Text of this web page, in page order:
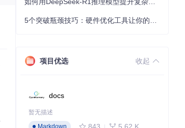
项目优选 收起
docs
暂无描述
Markdown
843 5.62 K